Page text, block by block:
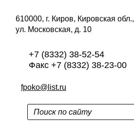
610000, г. Киров, Кировская обл.,
ул. Московская, д. 10
+7 (8332) 38-52-54
Факс +7 (8332) 38-23-00
fpoko@list.ru